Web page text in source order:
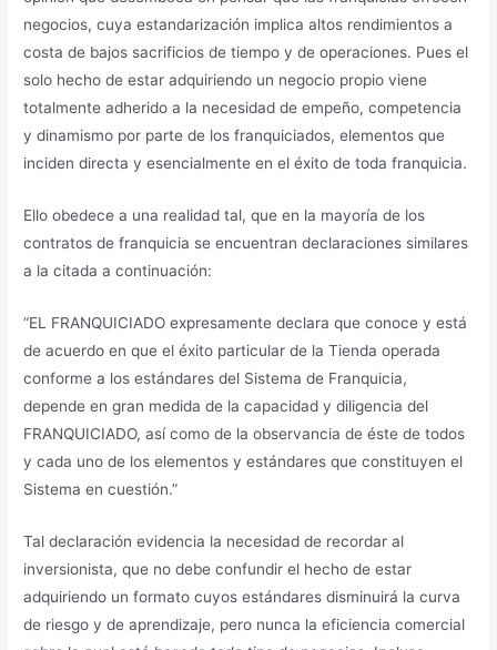
negocios, cuya estandarización implica altos rendimientos a
costa de bajos sacrificios de tiempo y de operaciones. Pues el
solo hecho de estar adquiriendo un negocio propio viene
totalmente adherido a la necesidad de empeño, competencia
y dinamismo por parte de los franquiciados, elementos que
inciden directa y esencialmente en el éxito de toda franquicia.
Ello obedece a una realidad tal, que en la mayoría de los
contratos de franquicia se encuentran declaraciones similares
a la citada a continuación:
“EL FRANQUICIADO expresamente declara que conoce y está
de acuerdo en que el éxito particular de la Tienda operada
conforme a los estándares del Sistema de Franquicia,
depende en gran medida de la capacidad y diligencia del
FRANQUICIADO, así como de la observancia de éste de todos
y cada uno de los elementos y estándares que constituyen el
Sistema en cuestión.”
Tal declaración evidencia la necesidad de recordar al
inversionista, que no debe confundir el hecho de estar
adquiriendo un formato cuyos estándares disminuirá la curva
de riesgo y de aprendizaje, pero nunca la eficiencia comercial